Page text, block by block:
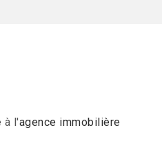
à l'agence immobilière